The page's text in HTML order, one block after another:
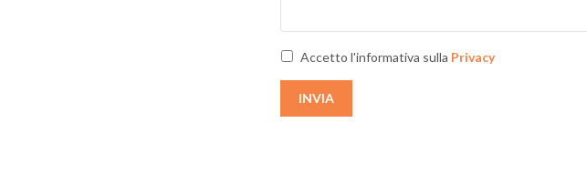
Accetto l'informativa sulla Privacy
INVIA